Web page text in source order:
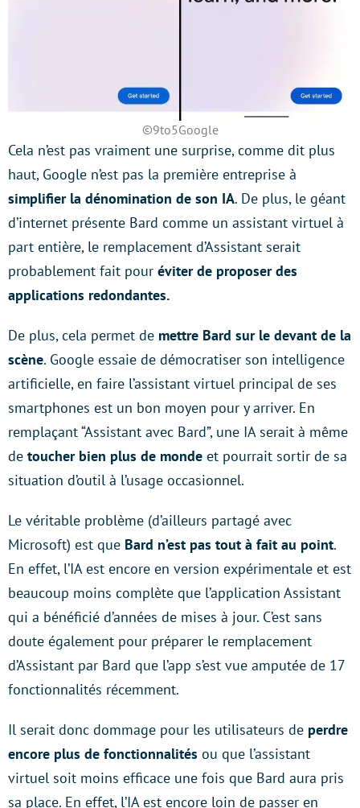
©9to5Google
Cela n’est pas vraiment une surprise, comme dit plus
haut, Google n’est pas la première entreprise à
simplifier la dénomination de son IA. De plus, le géant
d’internet présente Bard comme un assistant virtuel à
part entière, le remplacement d’Assistant serait
probablement fait pour éviter de proposer des
applications redondantes.
De plus, cela permet de mettre Bard sur le devant de la
scène. Google essaie de démocratiser son intelligence
artificielle, en faire l’assistant virtuel principal de ses
smartphones est un bon moyen pour y arriver. En
remplaçant “Assistant avec Bard”, une IA serait à même
de toucher bien plus de monde et pourrait sortir de sa
situation d’outil à l’usage occasionnel.
Le véritable problème (d’ailleurs partagé avec
Microsoft) est que Bard n’est pas tout à fait au point.
En effet, l’IA est encore en version expérimentale et est
beaucoup moins complète que l’application Assistant
qui a bénéficié d’années de mises à jour. C’est sans
doute également pour préparer le remplacement
d’Assistant par Bard que l’app s’est vue amputée de 17
fonctionnalités récemment.
Il serait donc dommage pour les utilisateurs de perdre
encore plus de fonctionnalités ou que l’assistant
virtuel soit moins efficace une fois que Bard aura pris
sa place. En effet, l’IA est encore loin de passer en